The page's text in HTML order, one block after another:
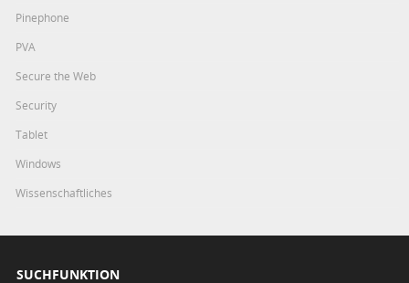
Pinephone
PVA
Secure the Web
Security
Tablet
Windows
Wissenschaftliches
SUCHFUNKTION